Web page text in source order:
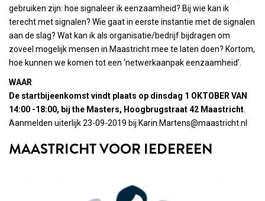
gebruiken zijn: hoe signaleer ik eenzaamheid? Bij wie kan ik
terecht met signalen? Wie gaat in eerste instantie met de signalen
aan de slag? Wat kan ik als organisatie/bedrijf bijdragen om
zoveel mogelijk mensen in Maastricht mee te laten doen? Kortom,
hoe kunnen we komen tot een ‘netwerkaanpak eenzaamheid’.
WAAR
De startbijeenkomst vindt plaats op dinsdag 1 OKTOBER VAN
14:00 -18:00, bij the Masters, Hoogbrugstraat 42 Maastricht
Aanmelden uiterlijk 23-09-2019 bij Karin.Martens@maastricht.nl
MAASTRICHT VOOR IEDEREEN